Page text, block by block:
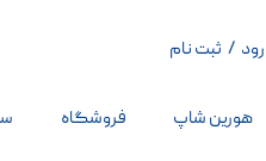
هورین شاپ فروشگاه
/ ثبت نام
حساب کاربری من
تغییر گذر واژه